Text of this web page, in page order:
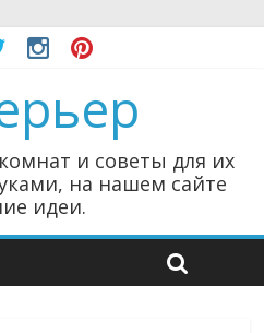
и советы для их
на нашем сайте
идеи.